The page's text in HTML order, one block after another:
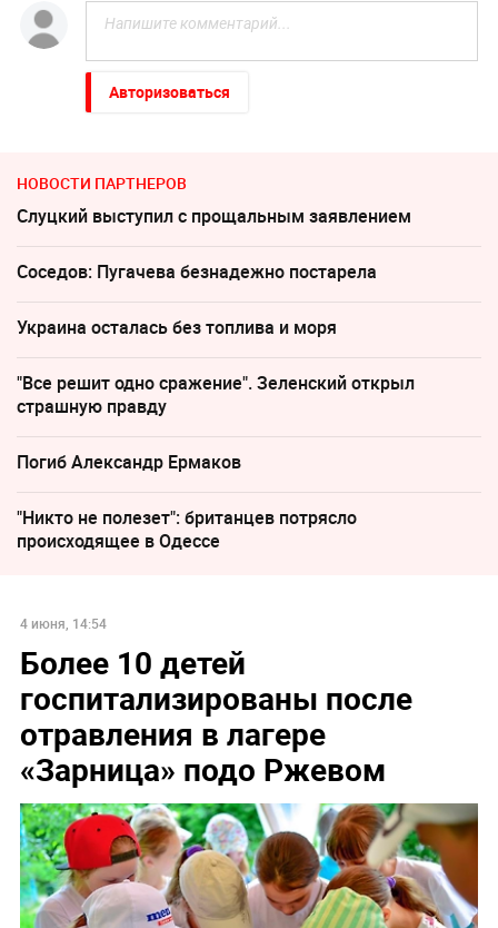
Авторизоваться
НОВОСТИ ПАРТНЕРОВ
Слуцкий выступил с прощальным заявлением
Соседов: Пугачева безнадежно постарела
Украина осталась без топлива и моря
"Все решит одно сражение". Зеленский открыл
страшную правду
Погиб Александр Ермаков
"Никто не полезет": британцев потрясло
происходящее в Одессе
4 июня, 14:54
Более 10 детей
госпитализированы после
отравления в лагере
«Зарница» подо Ржевом